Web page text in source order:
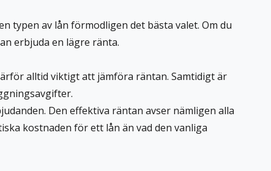
typen av lån förmodligen det bästa valet. Om du
erbjuda en lägre ränta.
alltid viktigt att jämföra räntan. Samtidigt är
Den effektiva räntan avser nämligen alla
kostnaden för ett lån än vad den vanliga